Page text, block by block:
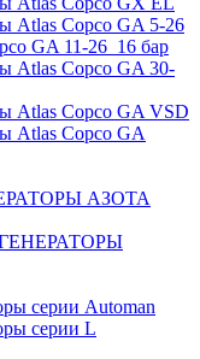
Atlas Copco GA 5-26
GA 11-26_16 бар
Atlas Copco GA 30-
Atlas Copco GA VSD
Atlas Copco GA
АЗОТА
серии Automan
серии L